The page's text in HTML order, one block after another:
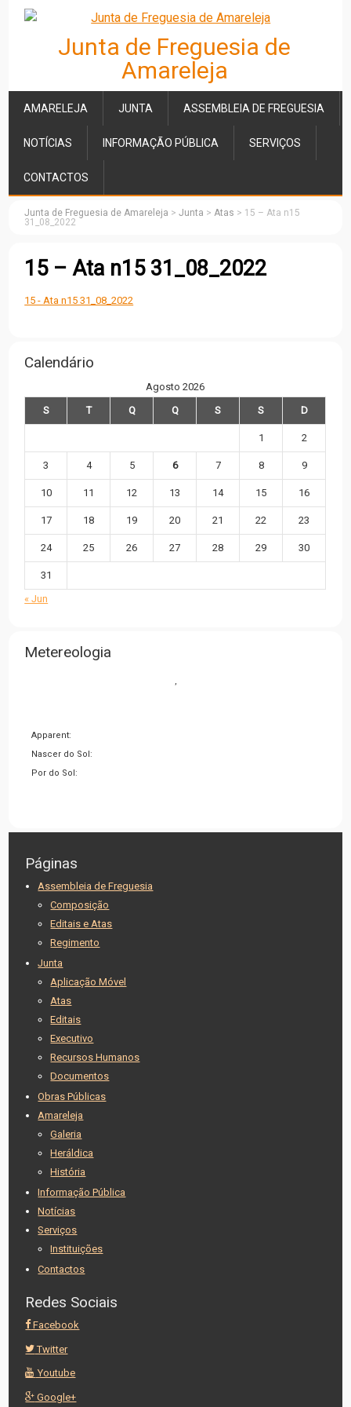
Junta de Freguesia de
Amareleja
AMARELEJA JUNTA ASSEMBLEIA DE FREGUESIA
NOTÍCIAS INFORMAÇÃO PÚBLICA SERVIÇOS
CONTACTOS
Junta de Freguesia de Amareleja >Junta >Atas > 15 – Ata n15
31_08_2022
15 – Ata n15 31_08_2022
15 - Ata n15 31_08_2022
Calendário
Agosto 2026
S
T Q Q S S D
1 2
3 4 5 6 7 8 9
10 11 12 13 14 15 16
17 18 19 20 21 22 23
24 25 26 27 28 29 30
31
« Jun
Metereologia
,
Apparent:
Nascer do Sol:
Por do Sol:
Páginas
Assembleia de Freguesia
Composição
Editais e Atas
Regimento
Junta
Aplicação Móvel
Atas
Editais
Executivo
Recursos Humanos
Documentos
Obras Públicas
Amareleja
Galeria
Heráldica
História
Informação Pública
Notícias
Serviços
Instituições
Contactos
Redes Sociais
Facebook
Twitter
Youtube
Google+